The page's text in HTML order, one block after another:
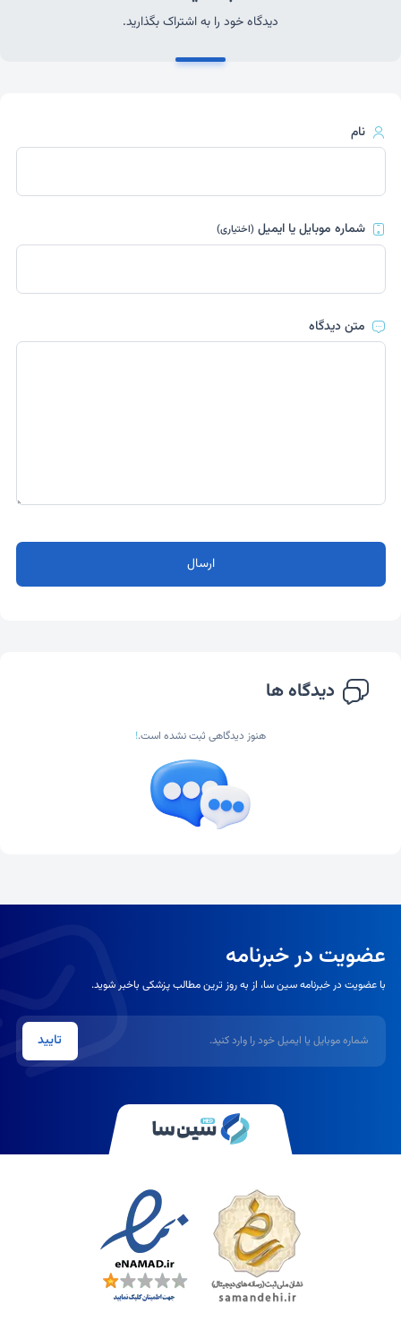
دیدگاه خود را به اشتراک بگذارید.
نام
شماره موبایل یا ایمیل(اختیاری)
متن دیدگاه
ارسال
دیدگاه ها
هنوز دیدگاهی ثبت نشده است.!
عضویت در خبرنامه
با عضویت در خبرنامه سین سا، از به روز ترین مطالب پزشکی باخبر شوید.
شماره موبایل یا ایمیل
تایید